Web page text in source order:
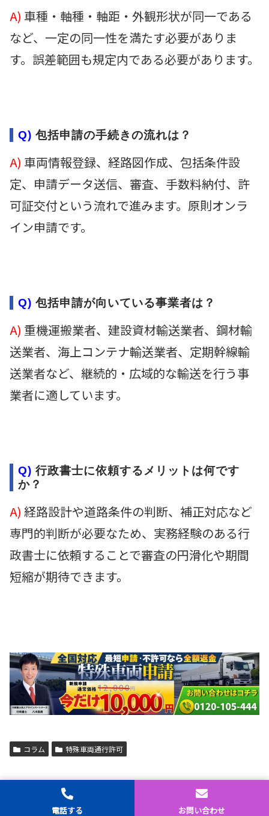
電話する お問い合わせ
A) 車種・軸種・軸距・外観形状が同一である
など、一定の同一性を満たす必要がありま
す。誤差範囲も規定内である必要があります。
Q) 包括申請の手続きの流れは？
A) 車両情報登録、経路図作成、包括条件設
定、申請データ送信、審査、手数料納付、許
可証交付という流れで進みます。原則オンラ
イン申請です。
Q) 包括申請が向いている事業者は？
A) 重機運搬業者、建設資材輸送業者、鋼材輸
送業者、海上コンテナ輸送業者、定期幹線輸
送業者など、継続的・広域的な輸送を行う事
業者に適しています。
Q) 行政書士に依頼するメリットは何です
か？
A) 経路設計や道路条件の判断、補正対応など
専門的判断が必要なため、実務経験のある行
政書士に依頼することで審査の円滑化や期間
短縮が期待できます。
コラム 特殊車両通行許可
関連記事
トップ サイドバー